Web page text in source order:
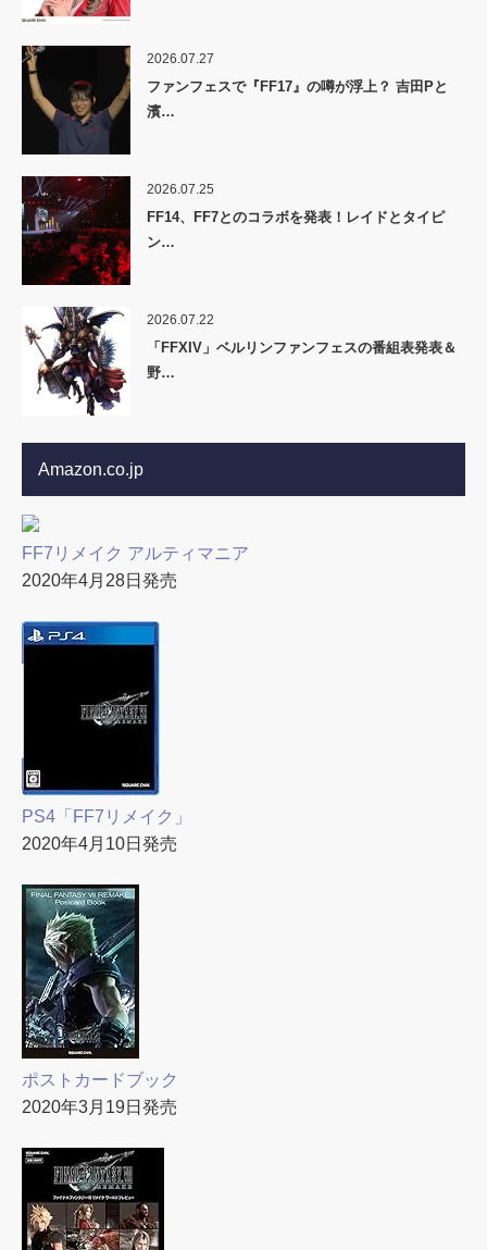
2026.07.27
ファンフェスで『FF17』の噂が浮上？ 吉田Pと
濱…
2026.07.25
FF14、FF7とのコラボを発表！レイドとタイピ
ン…
2026.07.22
「FFXIV」ベルリンファンフェスの番組表発表＆
野…
Amazon.co.jp
FF7リメイク アルティマニア
2020年4月28日発売
PS4「FF7リメイク」
2020年4月10日発売
ポストカードブック
2020年3月19日発売